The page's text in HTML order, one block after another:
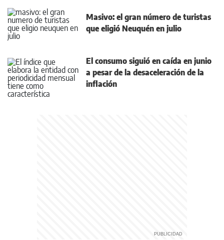
Masivo: el gran número de turistas
que eligió Neuquén en julio
El consumo siguió en caída en junio
a pesar de la desaceleración de la
inflación